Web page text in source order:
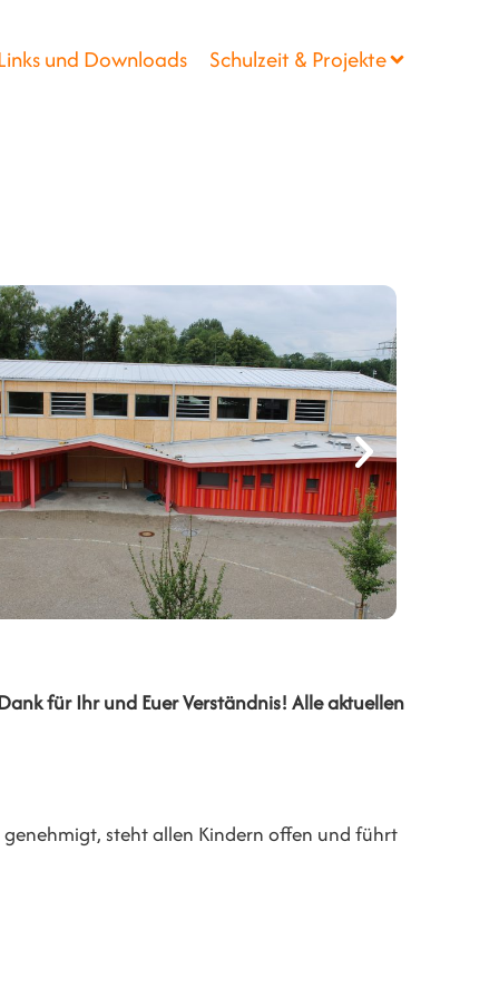
und Downloads Schulzeit & Projekte
für Ihr und Euer Verständnis! Alle aktuellen
genehmigt, steht allen Kindern offen und führt